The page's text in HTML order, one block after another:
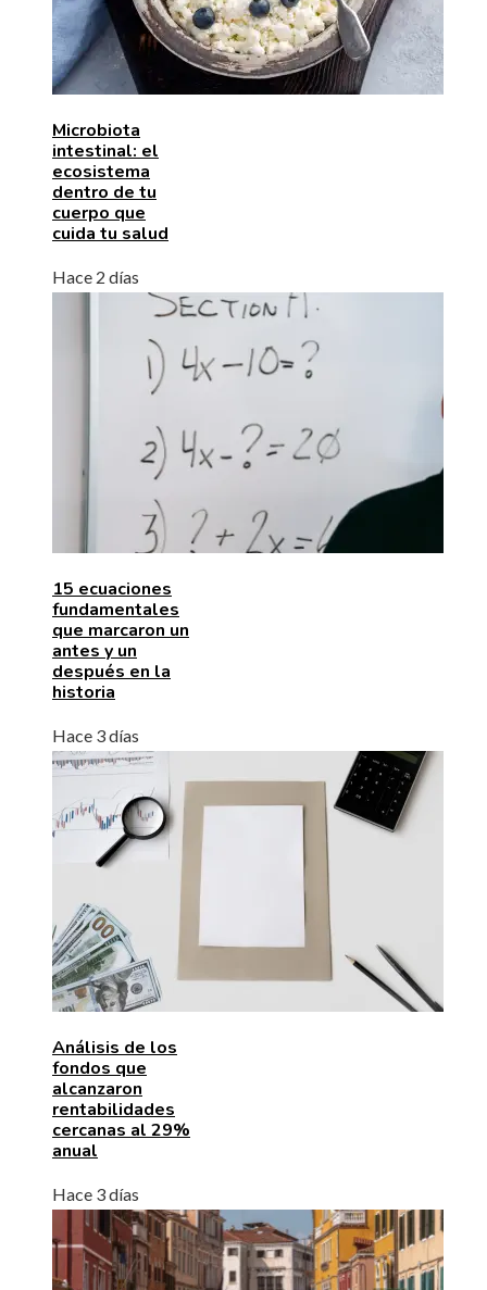
Microbiota
intestinal: el
ecosistema
dentro de tu
cuerpo que
cuida tu salud
Hace 2 días
15 ecuaciones
fundamentales
que marcaron un
antes y un
después en la
historia
Hace 3 días
Análisis de los
fondos que
alcanzaron
rentabilidades
cercanas al 29%
anual
Hace 3 días